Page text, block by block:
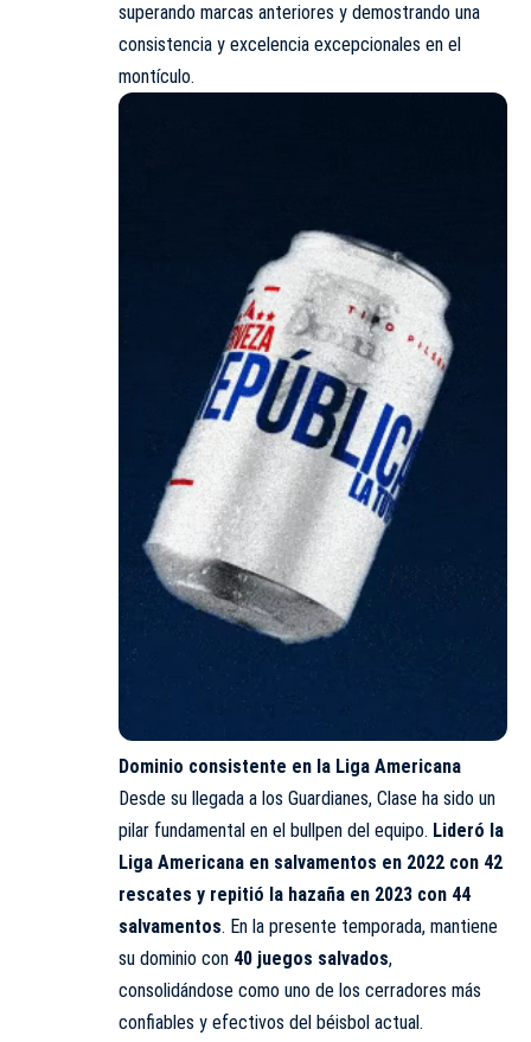
superando marcas anteriores y demostrando una
consistencia y excelencia excepcionales en el
montículo.
Dominio consistente en la Liga Americana
Desde su llegada a los Guardianes, Clase ha sido un
pilar fundamental en el bullpen del equipo. Lideró la
Liga Americana en salvamentos en 2022 con 42
rescates y repitió la hazaña en 2023 con 44
salvamentos. En la presente temporada, mantiene
su dominio con 40 juegos salvados,
consolidándose como uno de los cerradores más
confiables y efectivos del béisbol actual.